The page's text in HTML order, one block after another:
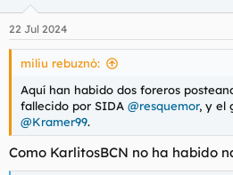
e
s
22 Jul 2024
miliu rebuznó:
Aquí han habido dos foreros
fallecido por SIDA @resquemor, y el
@Kramer99.
Como KarlitosBCN no ha habido